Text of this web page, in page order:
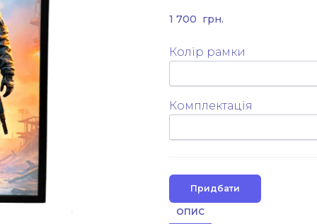
1 700  грн.
Колір рамки
Комплектація
Придбати
ОПИС